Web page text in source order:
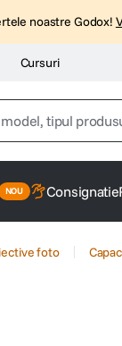
noastre Godox!
Cursuri
tipul
Consignatie
foto